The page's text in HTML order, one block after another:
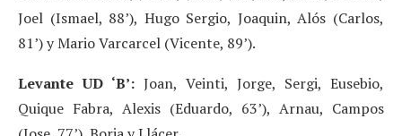
Joel (Ismael, 88’), Hugo Sergio, Joaquin, Alós (Carlos,
81’) y Mario Varcarcel (Vicente, 89’).
Levante UD ‘B’: Joan, Veinti, Jorge, Sergi, Eusebio,
Quique Fabra, Alexis (Eduardo, 63’), Arnau, Campos